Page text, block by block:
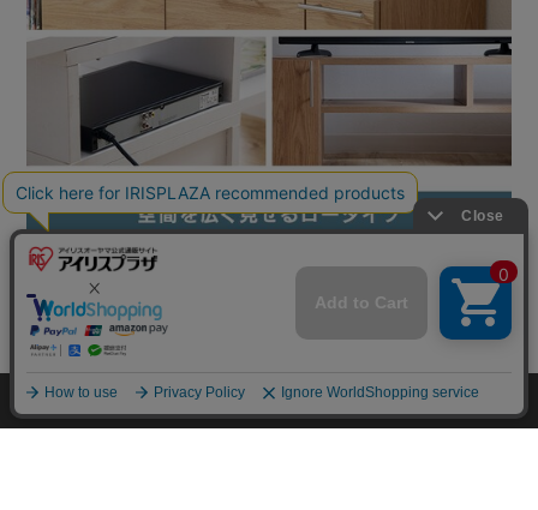
在庫切れ mail_outline入荷したらメールでお知らせ
HOME 探す ログイン お気に入り お知らせ